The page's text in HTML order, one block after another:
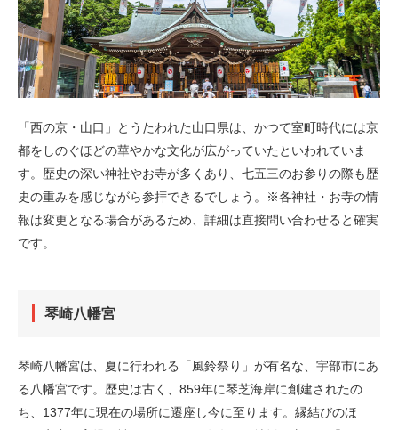
「西の京・山口」とうたわれた山口県は、かつて室町時代には京
都をしのぐほどの華やかな文化が広がっていたといわれていま
す。歴史の深い神社やお寺が多くあり、七五三のお参りの際も歴
史の重みを感じながら参拝できるでしょう。※各神社・お寺の情
報は変更となる場合があるため、詳細は直接問い合わせると確実
です。
琴崎八幡宮
琴崎八幡宮は、夏に行われる「風鈴祭り」が有名な、宇部市にあ
る八幡宮です。歴史は古く、859年に琴芝海岸に創建されたの
ち、1377年に現在の場所に遷座し今に至ります。縁結びのほ